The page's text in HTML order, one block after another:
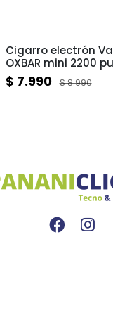
Cigarro electrón
OXBAR mini 2200
nicotina
$ 7.990 $ 8.990